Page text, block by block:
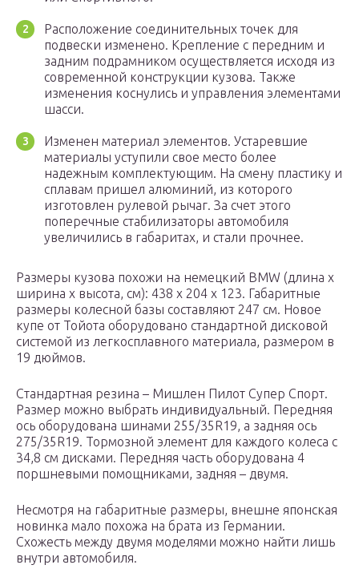
Расположение соединительных точек для
подвески изменено. Крепление с передним и
задним подрамником осуществляется исходя из
современной конструкции кузова. Также
изменения коснулись и управления элементами
шасси.
Изменен материал элементов. Устаревшие
материалы уступили свое место более
надежным комплектующим. На смену пластику и
сплавам пришел алюминий, из которого
изготовлен рулевой рычаг. За счет этого
поперечные стабилизаторы автомобиля
увеличились в габаритах, и стали прочнее.
Размеры кузова похожи на немецкий BMW (длина х
ширина х высота, см): 438 х 204 х 123. Габаритные
размеры колесной базы составляют 247 см. Новое
купе от Тойота оборудовано стандартной дисковой
системой из легкосплавного материала, размером в
19 дюймов.
Стандартная резина – Мишлен Пилот Супер Спорт.
Размер можно выбрать индивидуальный. Передняя
ось оборудована шинами 255/35R19, а задняя ось
275/35R19. Тормозной элемент для каждого колеса с
34,8 см дисками. Передняя часть оборудована 4
поршневыми помощниками, задняя – двумя.
Несмотря на габаритные размеры, внешне японская
новинка мало похожа на брата из Германии.
Схожесть между двумя моделями можно найти лишь
внутри автомобиля.